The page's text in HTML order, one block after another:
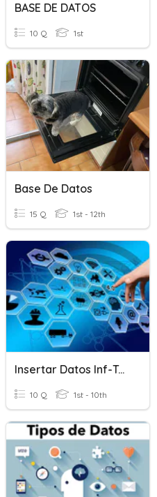
BASE DE DATOS
10 Q 1st
Base De Datos
15 Q 1st - 12th
Insertar Datos Inf-Tec 904
10 Q 1st - 10th